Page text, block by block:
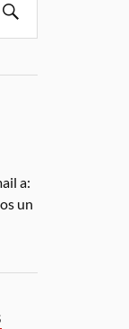
a:
un